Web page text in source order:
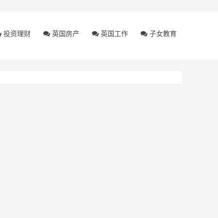
投资理财 英国房产 英国工作 子女教育